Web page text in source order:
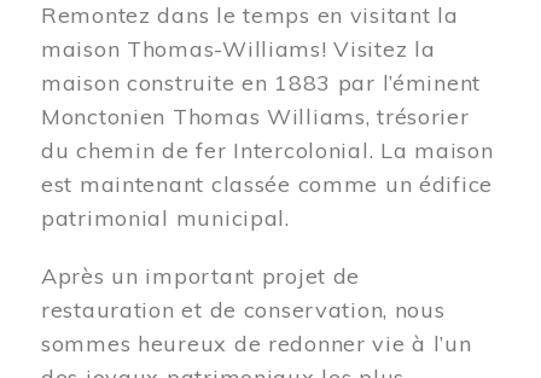
Remontez dans le temps en visitant la
maison Thomas-Williams! Visitez la
maison construite en 1883 par l’éminent
Monctonien Thomas Williams, trésorier
du chemin de fer Intercolonial. La maison
est maintenant classée comme un édifice
patrimonial municipal.
Après un important projet de
restauration et de conservation, nous
sommes heureux de redonner vie à l’un